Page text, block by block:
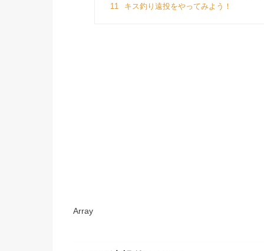
11 キス釣り遠投をやってみよう！
Array